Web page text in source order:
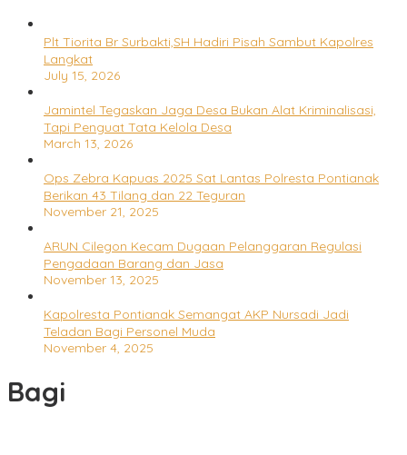
Plt Tiorita Br Surbakti,SH Hadiri Pisah Sambut Kapolres
Langkat
July 15, 2026
Jamintel Tegaskan Jaga Desa Bukan Alat Kriminalisasi,
Tapi Penguat Tata Kelola Desa
March 13, 2026
Ops Zebra Kapuas 2025 Sat Lantas Polresta Pontianak
Berikan 43 Tilang dan 22 Teguran
November 21, 2025
ARUN Cilegon Kecam Dugaan Pelanggaran Regulasi
Pengadaan Barang dan Jasa
November 13, 2025
Kapolresta Pontianak Semangat AKP Nursadi Jadi
Teladan Bagi Personel Muda
November 4, 2025
Bagi